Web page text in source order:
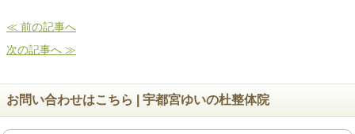
≪ 前の記事へ
次の記事へ ≫
お問い合わせはこちら | 宇都宮ゆいの杜整体院